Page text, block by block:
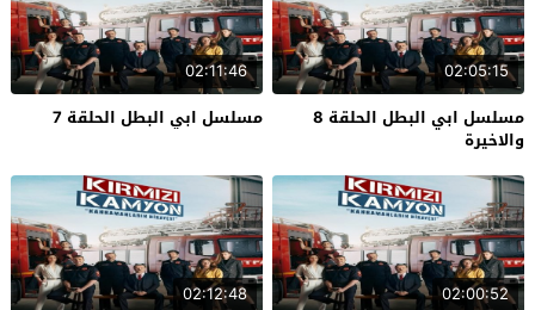
02:05:15
مسلسل ابي البطل الحلقة 8
والاخيرة
02:11:46
مسلسل ابي البطل الحلقة 7
02:00:52
02:12:48